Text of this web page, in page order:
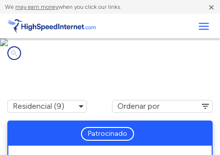
We may earn moneywhen you click our links. ×
Patrocinado